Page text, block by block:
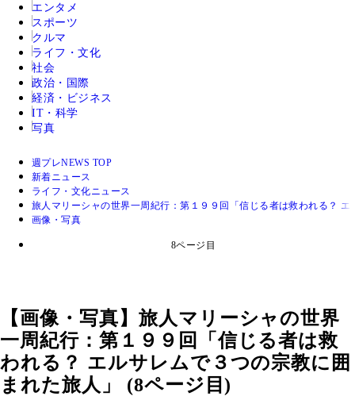
エンタメ
スポーツ
クルマ
ライフ・文化
社会
政治・国際
経済・ビジネス
IT・科学
写真
週プレNEWS TOP
新着ニュース
ライフ・文化ニュース
旅人マリーシャの世界一周紀行：第１９９回「信じる者は救われる？
画像・写真
8ページ目
【画像・写真】旅人マリーシャの世界
一周紀行：第１９９回「信じる者は救
われる？ エルサレムで３つの宗教に囲
まれた旅人」 (8ページ目)